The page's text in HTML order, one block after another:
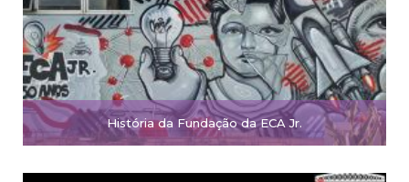
História da Fundação da ECA Jr.